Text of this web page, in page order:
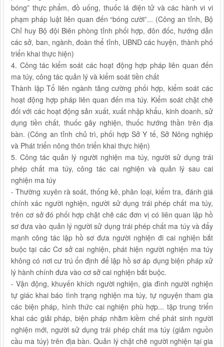
bóng” thực phẩm, đồ uống, thuốc lá điện tử và các hành vi vi
phạm pháp luật liên quan đến “bóng cười”... (Công an tỉnh, Bộ
Chỉ huy Bộ đội Biên phòng tỉnh phối hợp, đôn đốc, hướng dẫn
các sở, ban, ngành, đoàn thể tỉnh, UBND các huyện, thành phố
triển khai thực hiện)
4. Công tác kiểm soát các hoạt động hợp pháp liên quan đến
ma túy, công tác quản lý và kiểm soát tiền chất
Thành lập Tổ liên ngành tăng cường phối hợp, kiểm soát các
hoạt động hợp pháp liên quan đến ma túy. Kiểm soát chặt chẽ
đối với các hoạt động sản xuất, xuất nhập khẩu, kinh doanh, sử
dụng tiền chất, thuốc gây nghiện, thuốc hướng thần trên địa
bàn. (Công an tỉnh chủ trì, phối hợp Sở Y tế, Sở Nông nghiệp
và Phát triển nông thôn triển khai thực hiện)
5. Công tác quản lý người nghiện ma túy, người sử dụng trái
phép chất ma túy, công tác cai nghiện và quản lý sau cai
nghiện ma túy
- Thường xuyên rà soát, thống kê, phân loại, kiểm tra, đánh giá
chính xác người nghiện, người sử dụng trái phép chất ma túy,
trên cơ sở đó phối hợp chặt chẽ các đơn vị có liên quan lập hồ
sơ đưa vào quản lý người sử dụng trái phép chất ma túy và đẩy
mạnh công tác lập hồ sơ đưa người nghiện đi cai nghiện bắt
buộc tại các Cơ sở cai nghiện, phát hiện người nghiện ma túy
không có nơi cư trú ổn định để lập hồ sơ áp dụng biện pháp xử
lý hành chính đưa vào cơ sở cai nghiện bắt buộc.
- Vận động, khuyến khích người nghiện, gia đình người nghiện
tự giác khai báo tình trạng nghiện ma túy, tự nguyện tham gia
các biện pháp, hình thức cai nghiện phù hợp... tập trung triển
khai các giải pháp, biện pháp nhằm kiềm chế phát sinh người
nghiện mới, người sử dụng trái phép chất ma túy (giảm nguồn
cầu ma túy) trên địa bàn. Quản lý chặt chẽ người nghiện tại gia